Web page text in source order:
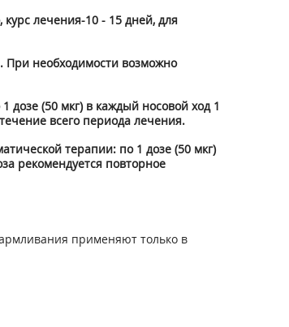
лечения-10 - 15 дней, для
При необходимости возможно
дозе (50 мкг) в каждый носовой ход 1
всего периода лечения.
терапии: по 1 дозе (50 мкг)
рекомендуется повторное
применяют только в